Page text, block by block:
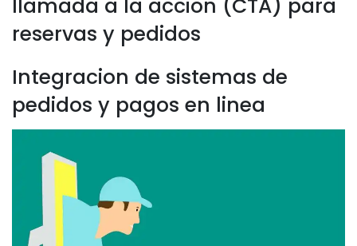
llamada a la accion (CTA) para
reservas y pedidos
Integracion de sistemas de
pedidos y pagos en linea